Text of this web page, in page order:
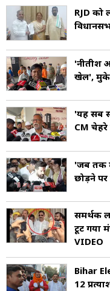
RJD को
'नीतीश
खेल',
'यह सब
CM
'जब तक
छोड़ने पर
समर्थक
टूट गया
VIDEO
Bihar
12